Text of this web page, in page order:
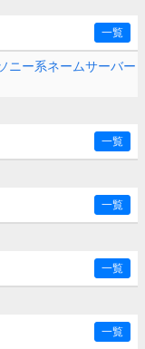
一覧
ニー系ネームサーバー
一覧
一覧
一覧
一覧